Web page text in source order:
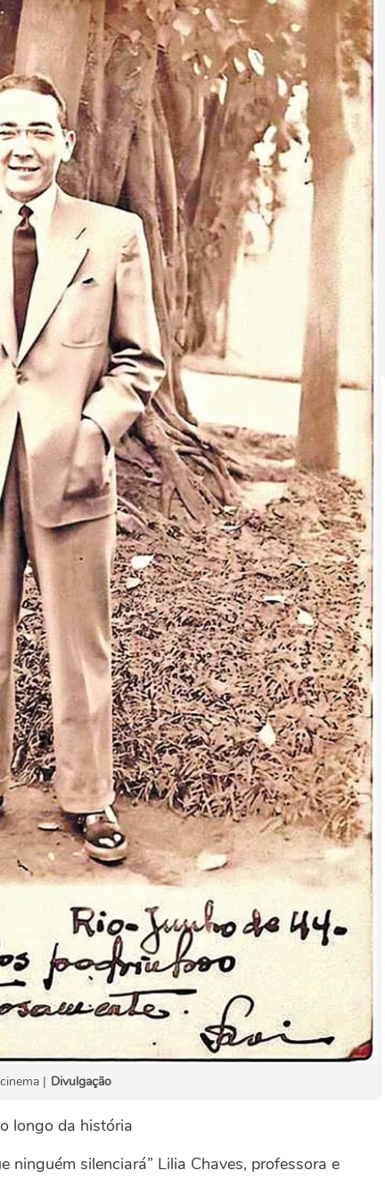
| Divulgação
longo da história
ninguém silenciará” Lilia Chaves, professora e